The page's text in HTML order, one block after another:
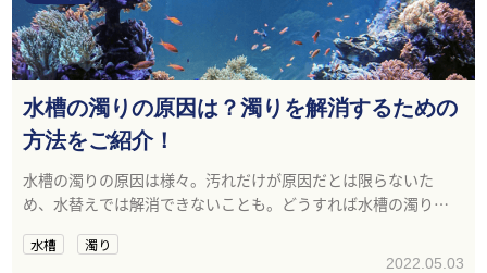
水槽の濁りの原因は？濁りを解消するための
方法をご紹介！
水槽の濁りの原因は様々。汚れだけが原因だとは限らないた
め、水替えでは解消できないことも。どうすれば水槽の濁りを
水槽 濁り
2022.05.03